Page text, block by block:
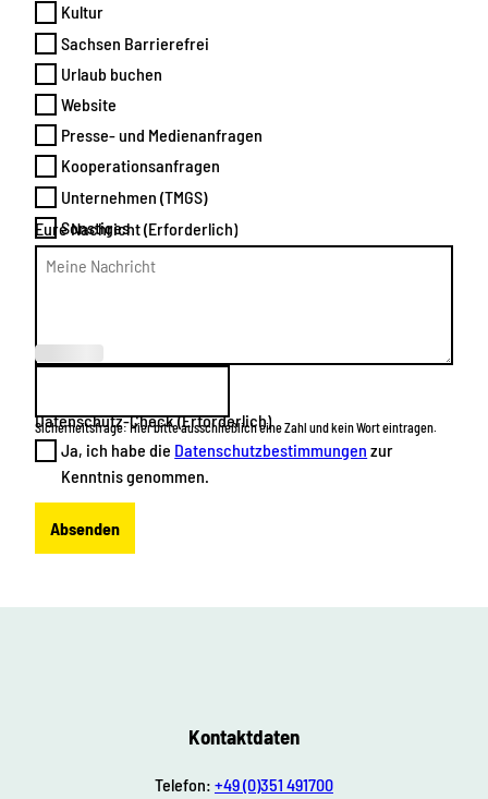
Kultur
Sachsen Barrierefrei
Urlaub buchen
Website
Presse- und Medienanfragen
Kooperationsanfragen
Unternehmen (TMGS)
Sonstiges
Eure Nachricht(Erforderlich)
(Erforderl
Sicherheitsfrage: Hier bitte ausschließlich eine Zahl und kein Wort eintragen.
Datenschutz-Check(Erforderlich)
Ja, ich habe die Datenschutzbestimmungen zur
Kenntnis genommen.
Absenden
Kontaktdaten
Telefon: +49 (0)351 491700